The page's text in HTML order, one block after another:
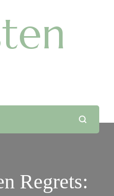
Regrets: